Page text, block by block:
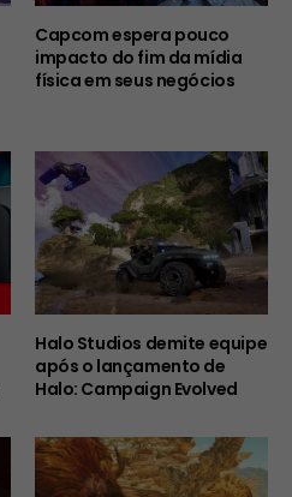
Capcom espera pouco
impacto do fim da mídia
física em seus negócios
Halo Studios demite equipe
após o lançamento de
Halo: Campaign Evolved